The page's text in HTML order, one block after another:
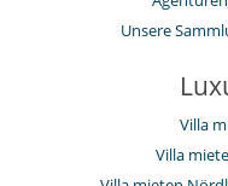
Unsere
Villa
Villa